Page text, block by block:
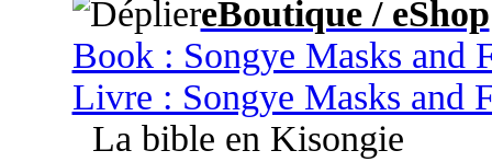
eBoutique / eShop
Book : Songye Masks and
Livre : Songye Masks and
La bible en Kisongie